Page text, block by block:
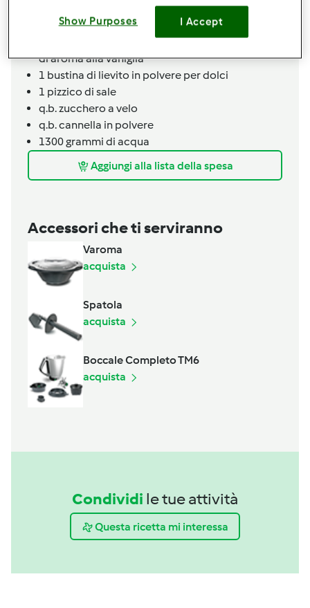
di yogurt greco magro
uovo
di vaniglia in polvere,o mezza fialetta
di aroma alla vaniglia
1 bustina di lievito in polvere per dolci
1 pizzico di sale
q.b.zucchero a velo
q.b.cannella in polvere
1300grammi di acqua
Aggiungi alla lista della spesa
Accessori che ti serviranno
Varoma
acquista
Spatola
acquista
Boccale Completo TM6
acquista
Condividi le tue attività
Questa ricetta mi interessa
Show Purposes I Accept